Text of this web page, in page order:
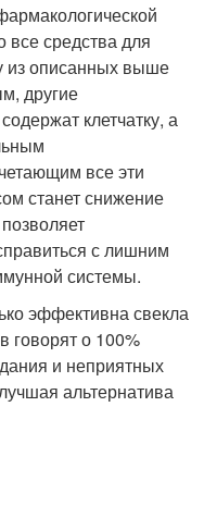
все средства для
из описанных выше
другие
клетчатку, а
все эти
станет снижение
с лишним
системы.
эффективна свекла
говорят о 100%
и неприятных
альтернатива